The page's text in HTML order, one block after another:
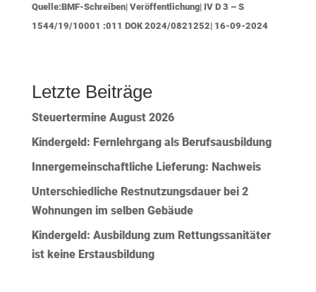
Quelle:BMF-Schreiben| Veröffentlichung| IV D 3 – S
1544/19/10001 :011 DOK 2024/0821252| 16-09-2024
Letzte Beiträge
Steuertermine August 2026
Kindergeld: Fernlehrgang als Berufsausbildung
Innergemeinschaftliche Lieferung: Nachweis
Unterschiedliche Restnutzungsdauer bei 2
Wohnungen im selben Gebäude
Kindergeld: Ausbildung zum Rettungssanitäter
ist keine Erstausbildung